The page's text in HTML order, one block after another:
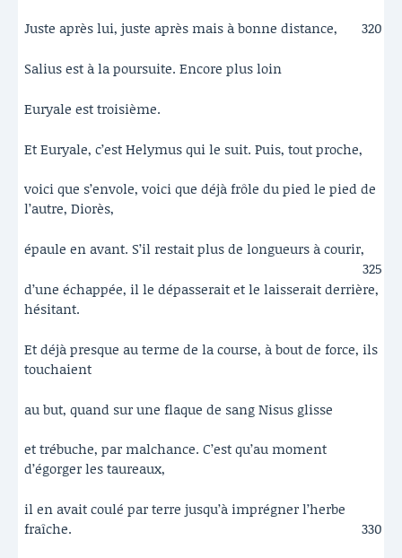
Juste après lui, juste après mais à bonne distance, 320
Salius est à la poursuite. Encore plus loin
Euryale est troisième.
Et Euryale, c’est Helymus qui le suit. Puis, tout proche,
voici que s’envole, voici que déjà frôle du pied le pied de
l’autre, Diorès,
épaule en avant. S’il restait plus de longueurs à courir,
325
d’une échappée, il le dépasserait et le laisserait derrière,
hésitant.
Et déjà presque au terme de la course, à bout de force, ils
touchaient
au but, quand sur une flaque de sang Nisus glisse
et trébuche, par malchance. C’est qu’au moment
d’égorger les taureaux,
il en avait coulé par terre jusqu’à imprégner l’herbe
fraîche.
330